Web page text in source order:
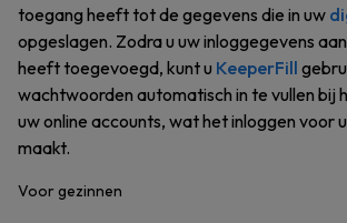
toegang heeft tot de gegevens die in uw
opgeslagen. Zodra u uw inloggegevens
heeft toegevoegd, kunt u KeeperFill
wachtwoorden automatisch in te vullen bij
uw online accounts, wat het inloggen voor
maakt.
Voor gezinnen